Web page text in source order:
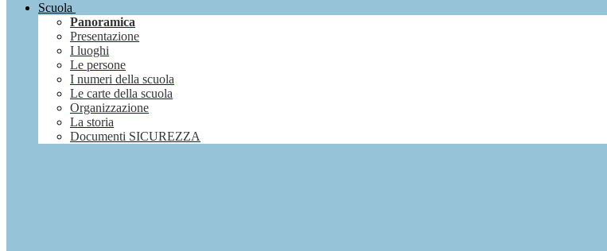
Scuola
Panoramica
Presentazione
I luoghi
Le persone
I numeri della scuola
Le carte della scuola
Organizzazione
La storia
Documenti SICUREZZA